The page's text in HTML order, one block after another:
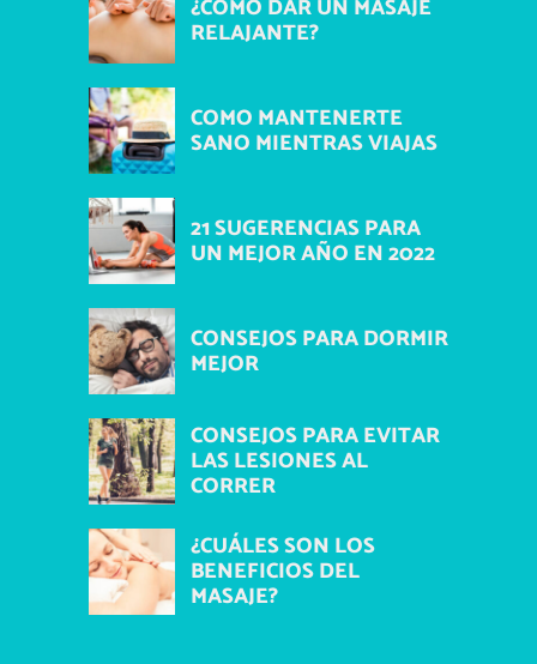
¿CÓMO DAR UN MASAJE
RELAJANTE?
COMO MANTENERTE
SANO MIENTRAS VIAJAS
21 SUGERENCIAS PARA
UN MEJOR AÑO EN 2022
CONSEJOS PARA DORMIR
MEJOR
CONSEJOS PARA EVITAR
LAS LESIONES AL
CORRER
¿CUÁLES SON LOS
BENEFICIOS DEL
MASAJE?